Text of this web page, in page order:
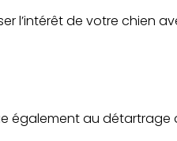
l’intérêt de votre chien
également au